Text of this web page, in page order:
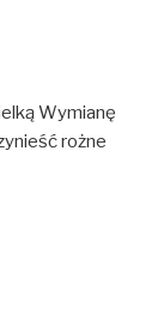
Wymianę
rożne